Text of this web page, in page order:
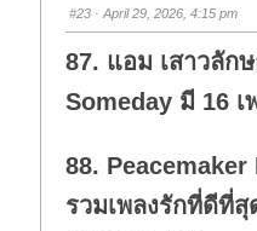
d
o
n
u
p
#23 · April 29, 2026, 4:15 pm
87. แอม เสาวลัก
Someday มี 16
88.
รวมเพลงรักที่ดีที่